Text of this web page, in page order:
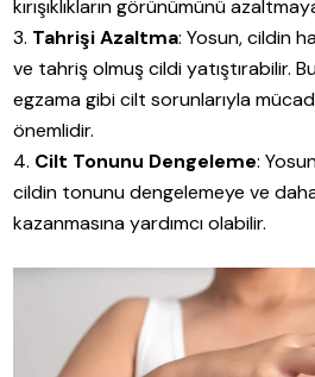
kırışıklıkların görünümünü
Tahrişi Azaltma: Yosun, cildin
ve tahriş olmuş cildi yatıştırabilir.
egzama gibi cilt sorunlarıyla
önemlidir.
Cilt Tonunu Dengeleme:
cildin tonunu dengelemeye ve
kazanmasına yardımcı olabilir.